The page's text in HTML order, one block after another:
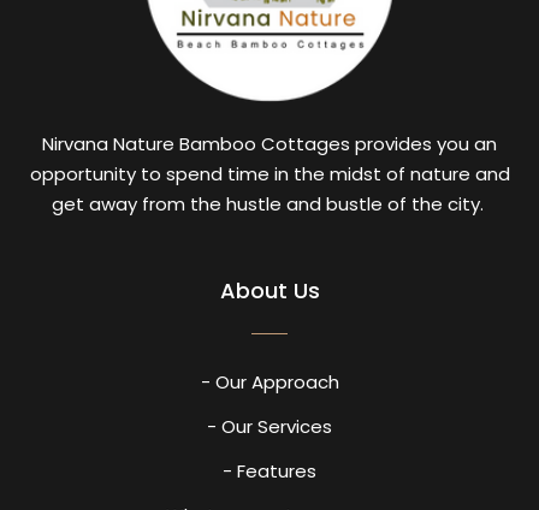
Nirvana Nature Bamboo Cottages provides you an
opportunity to spend time in the midst of nature and
get away from the hustle and bustle of the city.
About Us
- Our Approach
- Our Services
- Features